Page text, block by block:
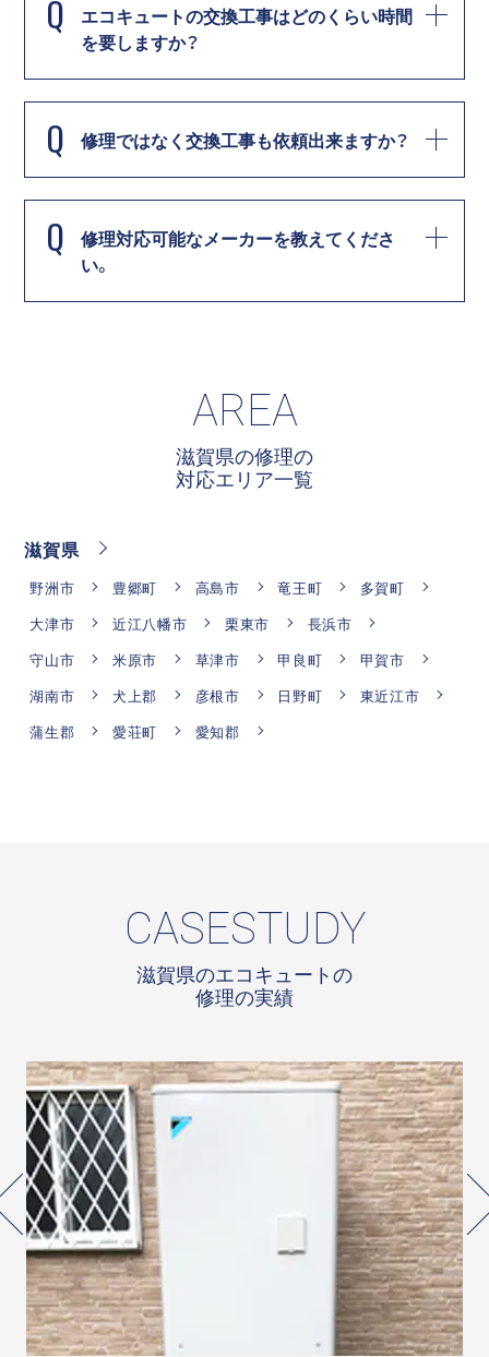
Q
エコキュートの交換工事はどのくらい時間
を要しますか？
Q 修理ではなく交換工事も依頼出来ますか？
Q
修理対応可能なメーカーを教えてくださ
い。
AREA
滋賀県の修理の
対応エリア一覧
滋賀県
野洲市 豊郷町 高島市 竜王町
多賀町
大津市
近江八幡市 栗東市
長浜市
守山市
米原市 草津市 甲良町
甲賀市
湖南市
犬上郡 彦根市 日野町
東近江市
蒲生郡
愛荘町 愛知郡
CASESTUDY
滋賀県のエコキュートの
修理の実績